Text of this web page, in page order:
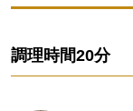
調理時間20分